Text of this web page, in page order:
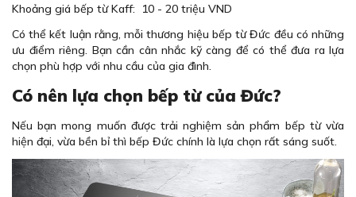
Khoảng giá bếp từ Kaff: 10 - 20 triệu VND
Có thể kết luận rằng, mỗi thương hiệu bếp từ Đức đều có những
ưu điểm riêng. Bạn cần cân nhắc kỹ càng để có thể đưa ra lựa
chọn phù hợp với nhu cầu của gia đình.
Có nên lựa chọn bếp từ của Đức?
Nếu bạn mong muốn được trải nghiệm sản phẩm bếp từ vừa
hiện đại, vừa bền bỉ thì bếp Đức chính là lựa chọn rất sáng suốt.